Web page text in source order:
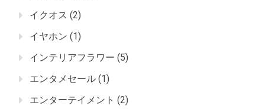
イクオス (2)
イヤホン (1)
インテリアフラワー (5)
エンタメセール (1)
エンターテイメント (2)